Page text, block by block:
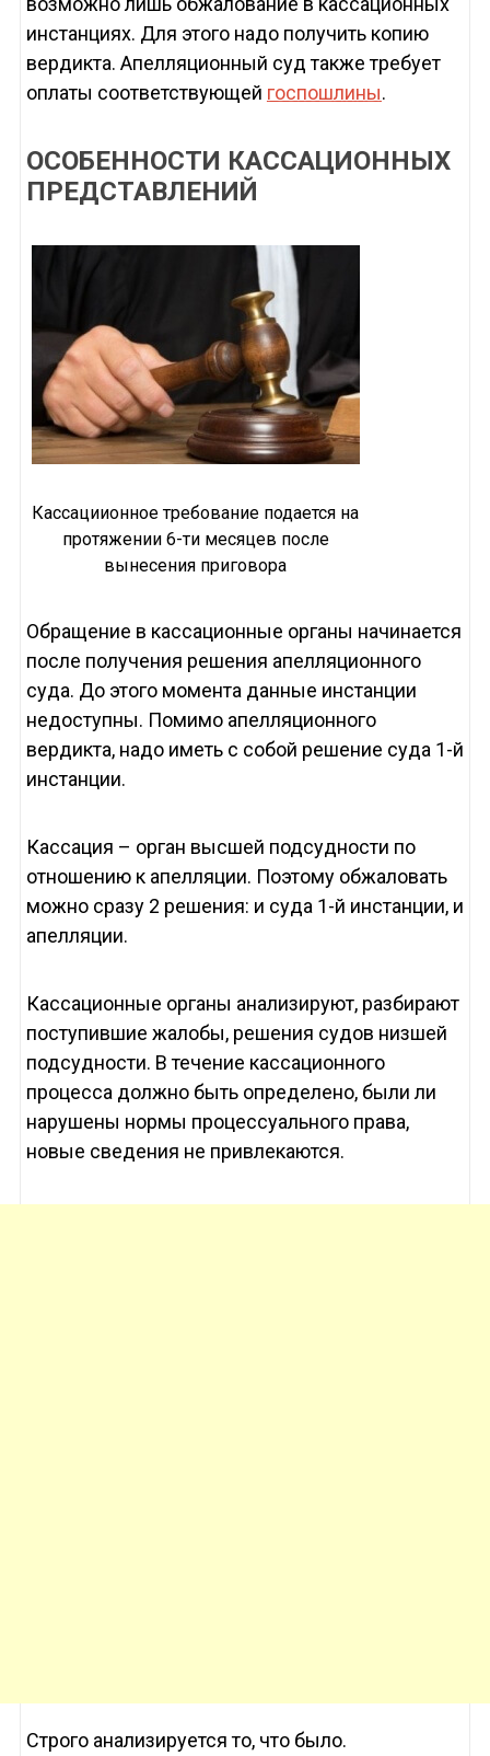
инстанциях. Для этого надо получить копию
вердикта. Апелляционный суд также требует
оплаты соответствующей госпошлины.
ОСОБЕННОСТИ КАССАЦИОННЫХ
ПРЕДСТАВЛЕНИЙ
Кассациионное требование подается на
протяжении 6-ти месяцев после
вынесения приговора
Обращение в кассационные органы начинается
после получения решения апелляционного
суда. До этого момента данные инстанции
недоступны. Помимо апелляционного
вердикта, надо иметь с собой решение суда 1-й
инстанции.
Кассация – орган высшей подсудности по
отношению к апелляции. Поэтому обжаловать
можно сразу 2 решения: и суда 1-й инстанции, и
апелляции.
Кассационные органы анализируют, разбирают
поступившие жалобы, решения судов низшей
подсудности. В течение кассационного
процесса должно быть определено, были ли
нарушены нормы процессуального права,
новые сведения не привлекаются.
Строго анализируется то, что было.